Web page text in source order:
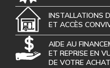
INSTALLATIONS
ET ACCÈS
AIDE AU
ET REPRISE EN
DE VOTRE ACHAT